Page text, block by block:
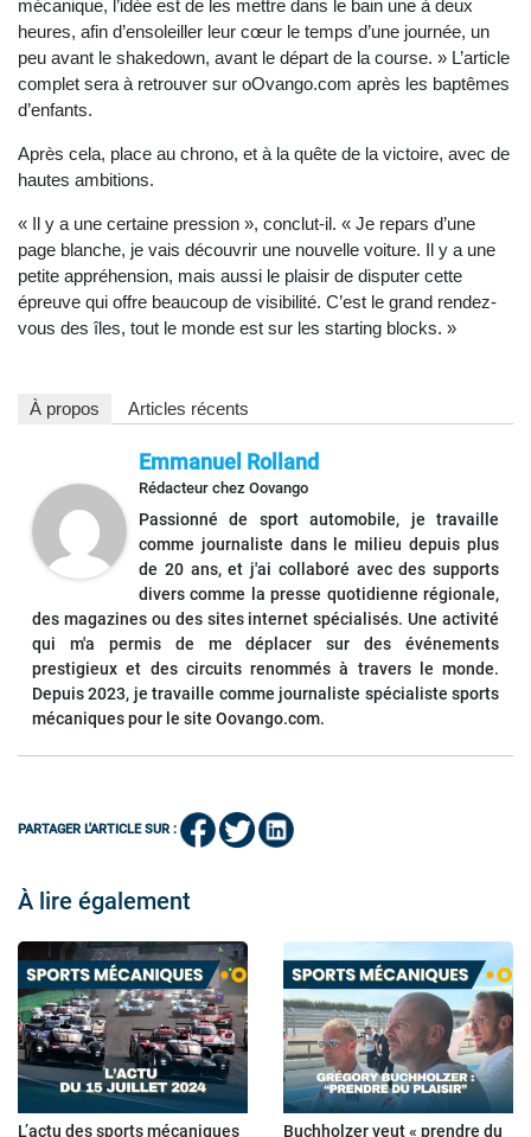
mécanique, l’idée est de les mettre dans le bain une à deux
heures, afin d’ensoleiller leur cœur le temps d’une journée, un
peu avant le shakedown, avant le départ de la course. » L’article
complet sera à retrouver sur oOvango.com après les baptêmes
d’enfants.
Après cela, place au chrono, et à la quête de la victoire, avec de
hautes ambitions.
« Il y a une certaine pression », conclut-il. « Je repars d’une
page blanche, je vais découvrir une nouvelle voiture. Il y a une
petite appréhension, mais aussi le plaisir de disputer cette
épreuve qui offre beaucoup de visibilité. C’est le grand rendez-
vous des îles, tout le monde est sur les starting blocks. »
À propos Articles récents
Emmanuel Rolland
Rédacteur chez Oovango
Passionné de sport automobile, je travaille
comme journaliste dans le milieu depuis plus
de 20 ans, et j'ai collaboré avec des supports
divers comme la presse quotidienne régionale,
des magazines ou des sites internet spécialisés. Une activité
qui m'a permis de me déplacer sur des événements
prestigieux et des circuits renommés à travers le monde.
Depuis 2023, je travaille comme journaliste spécialiste sports
mécaniques pour le site Oovango.com.
PARTAGER L'ARTICLE SUR :
À lire également
L’actu des sports mécaniques Buchholzer veut « prendre du